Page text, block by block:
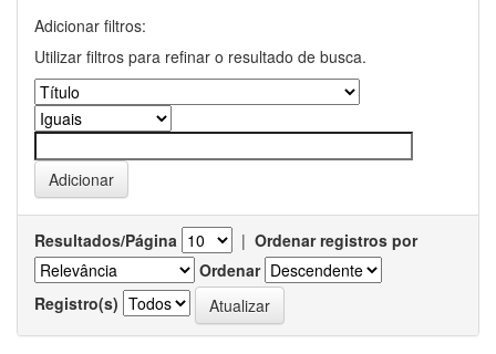
Adicionar filtros:
Utilizar filtros para refinar o resultado de busca.
Resultados/Página | Ordenar registros por
Ordenar
Registro(s)